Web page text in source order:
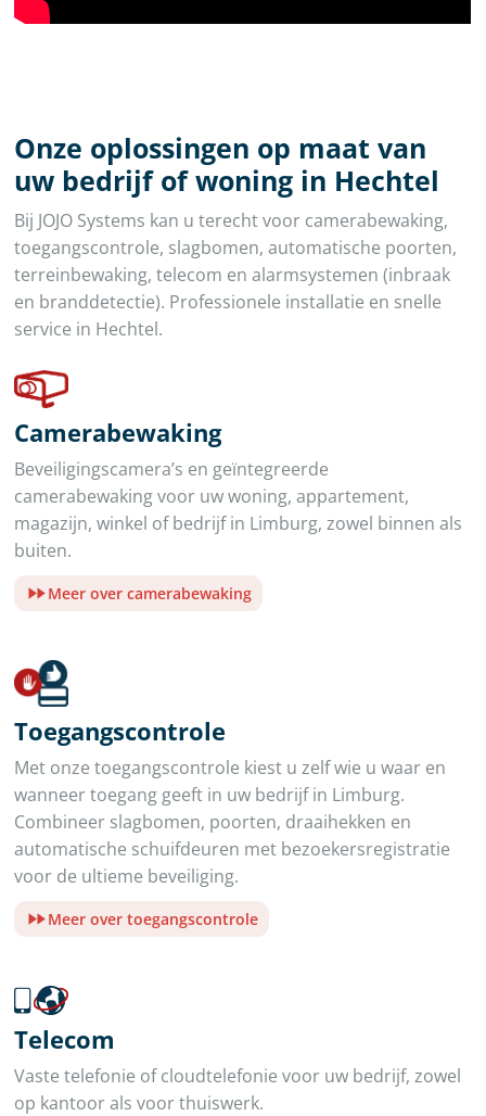
Onze oplossingen op maat van
uw bedrijf of woning in Hechtel
Bij JOJO Systems kan u terecht voor camerabewaking,
toegangscontrole, slagbomen, automatische poorten,
terreinbewaking, telecom en alarmsystemen (inbraak
en branddetectie). Professionele installatie en snelle
service in Hechtel.
Camerabewaking
Beveiligingscamera’s en geïntegreerde
camerabewaking voor uw woning, appartement,
magazijn, winkel of bedrijf in Limburg, zowel binnen als
buiten.
Meer over camerabewaking
Toegangscontrole
Met onze toegangscontrole kiest u zelf wie u waar en
wanneer toegang geeft in uw bedrijf in Limburg.
Combineer slagbomen, poorten, draaihekken en
automatische schuifdeuren met bezoekersregistratie
voor de ultieme beveiliging.
Meer over toegangscontrole
Telecom
Vaste telefonie of cloudtelefonie voor uw bedrijf, zowel
op kantoor als voor thuiswerk.